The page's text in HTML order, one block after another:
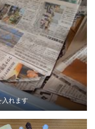
れます